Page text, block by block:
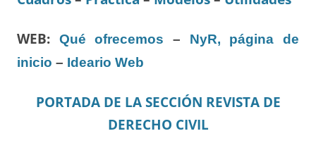
WEB: Qué ofrecemos – NyR, página de
inicio – Ideario Web
PORTADA DE LA SECCIÓN REVISTA DE
DERECHO CIVIL